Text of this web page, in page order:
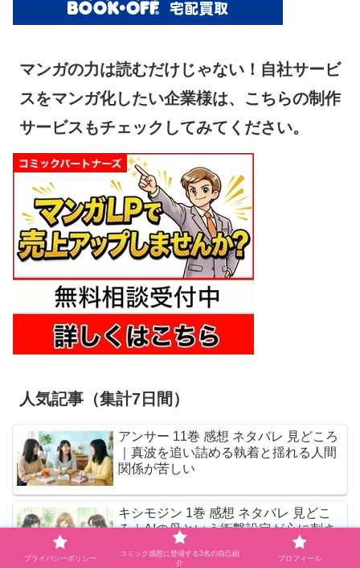
マンガの力は読むだけじゃない！自社サービ
スをマンガ化したい企業様は、こちらの制作
サービスもチェックしてみてください。
人気記事（集計7日間）
アンサー 11巻 感想 ネタバレ 見どころ
｜真波を追い詰める執着と揺れる人間
関係が苦しい
キシモジン 1巻 感想 ネタバレ 見どこ
ろ｜AIの母という衝撃設定が心に刺さ
プライバシーポリシー
コミック感想に登場する3名の自己紹
介
プロフィール